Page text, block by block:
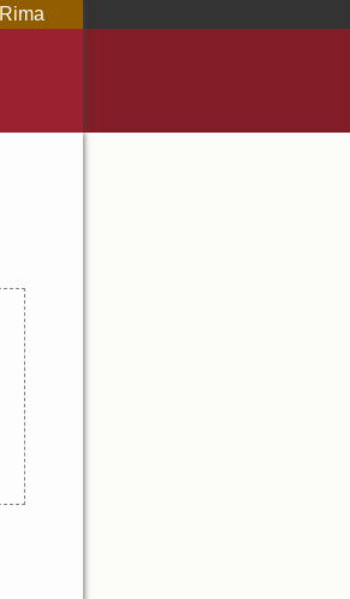
Rima